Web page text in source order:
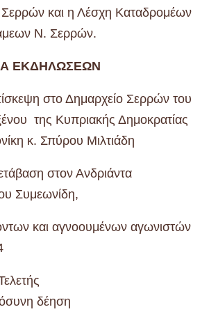
Σερρών και η Λέσχη Καταδρομέων
Ν. Σερρών.
ΕΚΔΗΛΩΣΕΩΝ
στο Δημαρχείο Σερρών του
της Κυπριακής Δημοκρατίας
κ. Σπύρου Μιλτιάδη
στον Ανδριάντα
Συμεωνίδη,
και αγνοουμένων αγωνιστών
δέηση